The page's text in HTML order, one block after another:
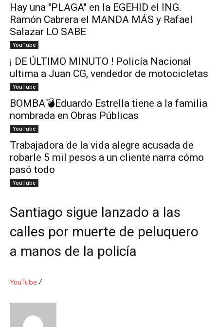
Hay una "PLAGA" en la EGEHID el ING.
Ramón Cabrera el MANDA MÁS y Rafael
Salazar LO SABE
YouTube
¡ DE ÚLTIMO MINUTO ! Policía Nacional
ultima a Juan CG, vendedor de motocicletas
YouTube
BOMBA💣Eduardo Estrella tiene a la familia
nombrada en Obras Públicas
YouTube
Trabajadora de la vida alegre acusada de
robarle 5 mil pesos a un cliente narra cómo
pasó todo
YouTube
Santiago sigue lanzado a las
calles por muerte de peluquero
a manos de la policía
YouTube